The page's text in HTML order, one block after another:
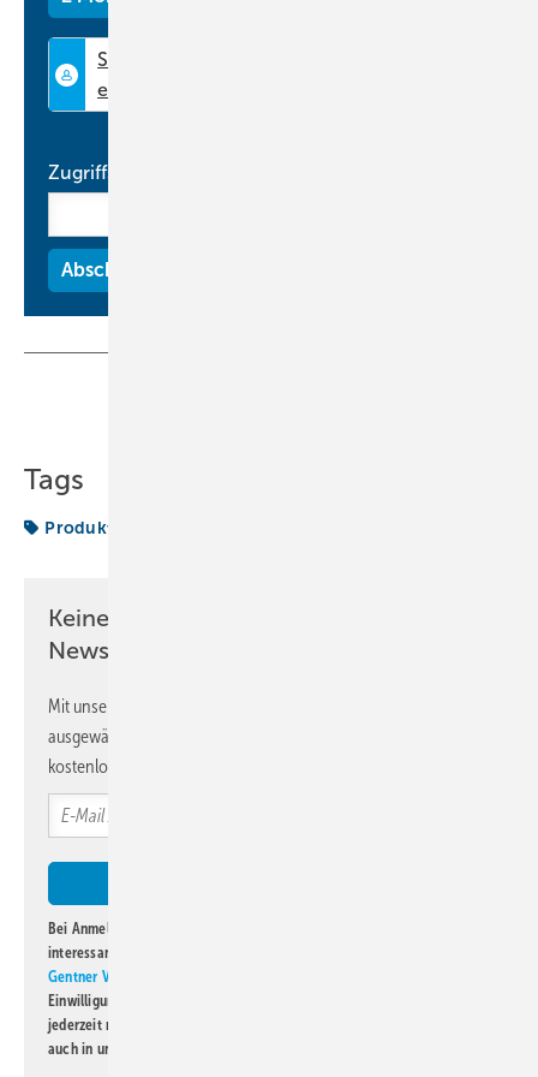
Verdichter auf eine Lebensdauer von circa 150.000 Stunden und
mehr als eine Million Start-Stopps ausgelegt. Trotz kleinem
Drehmoment leisten die Innenläufermotoren 3 kWe bei circa 240.000
U/min. Die größeren Varianten liegen bis 55 kWe bei 60.000 U/min.
Netzspannungen von 180 bis 240 VAC bzw. 320 bis 480 VAC möglich.
in Pulsweiten- oder Pulsamplitudenmodulation Ströme mit
Frequenzen bis über 100 kHz, welche die Leistungsendstufen auch bei
Zugriffscode
Tags
Produkte
Keine Zeit? Kein Problem mit dem KK
Newsletter!
Mit unserem Newsletter erhalten Sie regelmäßig von uns
ausgewählte Informationen und Neuigkeiten, gebündelt und
kostenlos direkt ins Postfach.
Bei Anmeldung zu diesem Newsletter bin ich damit einverstanden, über
interessante Verlags- und Online-Angebote
Gentner Verlag GmbH & Co. KG
Einwilligung kann ich jederzeit widerrufen und eine Abmeldung ist
jederzeit möglich. Informationen zum Umgang mit Daten finden Sie
auch in unserer